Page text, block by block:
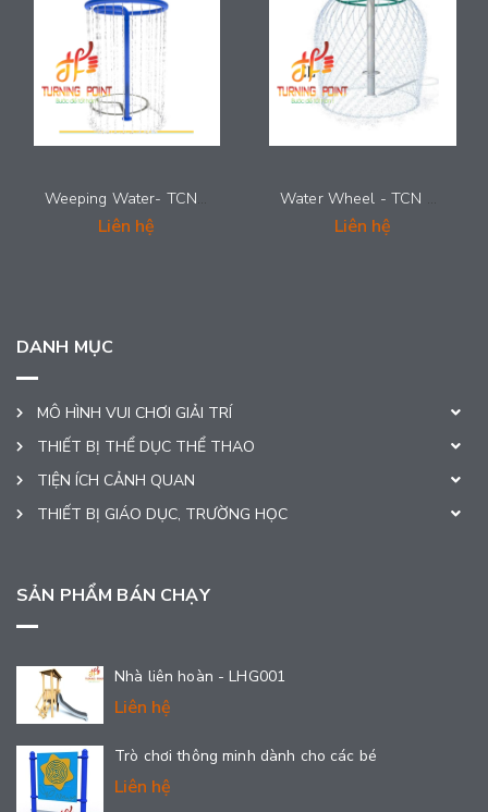
Liên hệ Liên hệ
DANH MỤC
MÔ HÌNH VUI CHƠI GIẢI TRÍ
THIẾT BỊ THỂ DỤC THỂ THAO
TIỆN ÍCH CẢNH QUAN
THIẾT BỊ GIÁO DỤC, TRƯỜNG HỌC
SẢN PHẨM BÁN CHẠY
Nhà liên hoàn - LHG001
Liên hệ
Trò chơi thông minh dành cho các bé
Liên hệ